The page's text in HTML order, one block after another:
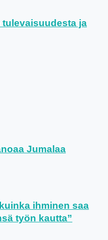
ja
Jumalaa
ihminen saa
työn kautta”